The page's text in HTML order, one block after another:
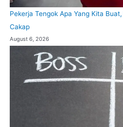
Pekerja Tengok Apa Yang Kita
Cakap
August 6, 2026